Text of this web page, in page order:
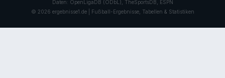
Daten: OpenLigaDB (ODbL), TheSportsDB, ESPN
© 2026 ergebnisse1.de | Fußball-Ergebnisse, Tabellen & Statistiken